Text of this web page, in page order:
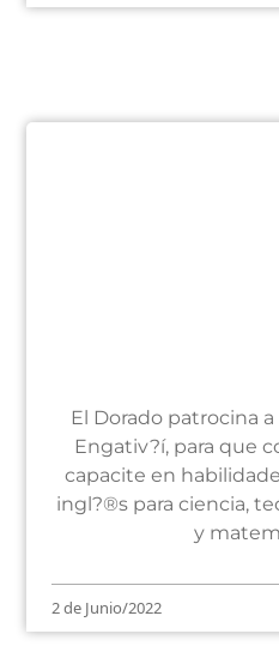
El Dorado patrocina
Engativ?í, para que
capacite en
ingl?®s para ciencia,
y
2 de Junio/2022